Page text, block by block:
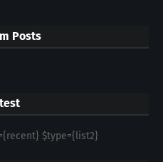
Posts
$type={list2}